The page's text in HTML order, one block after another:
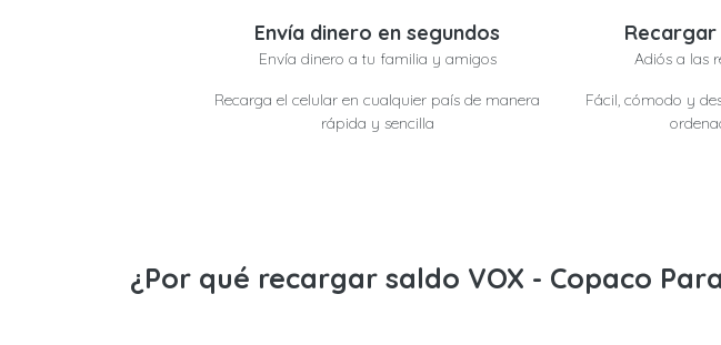
Envía dinero en segundos
Envía dinero a tu familia y amigos
Recarga el celular en cualquier país de manera
rápida y sencilla
Adiós a las
Fácil, cómodo y
¿Por qué recargar saldo VOX - Copaco